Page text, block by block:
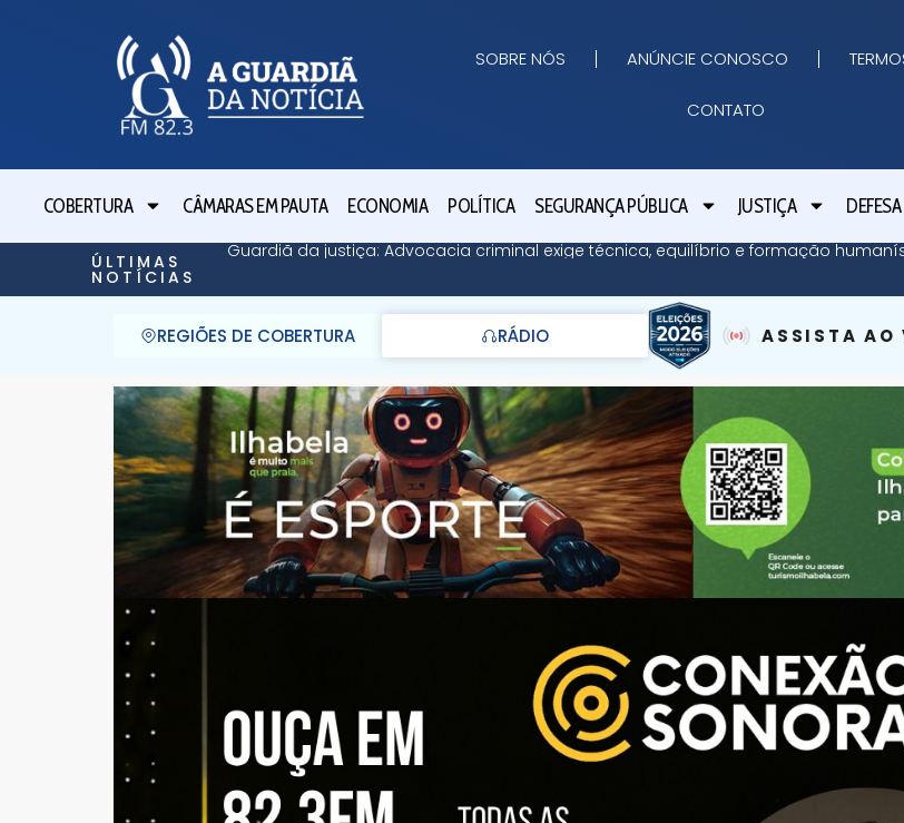
SOBRE NÓS ANÚNCIE CONOSCO
CONTATO
COBERTURA CÂMARAS EM PAUTA ECONOMIA POLÍTICA SEGURANÇA PÚBLICA JUSTIÇA
ÚLTIMAS
NOTÍCIAS
Guardiã da justiça: Advocacia criminal exige técnica, equilíbrio e formação
REGIÕES DE COBERTURA RÁDIO ASSISTA AO